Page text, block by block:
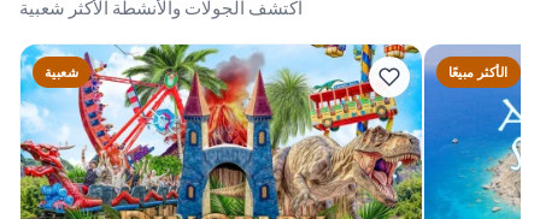
اكتشف الجولات والأنشطة الأكثر شعبية
شعبية الأكثر مبيعًا